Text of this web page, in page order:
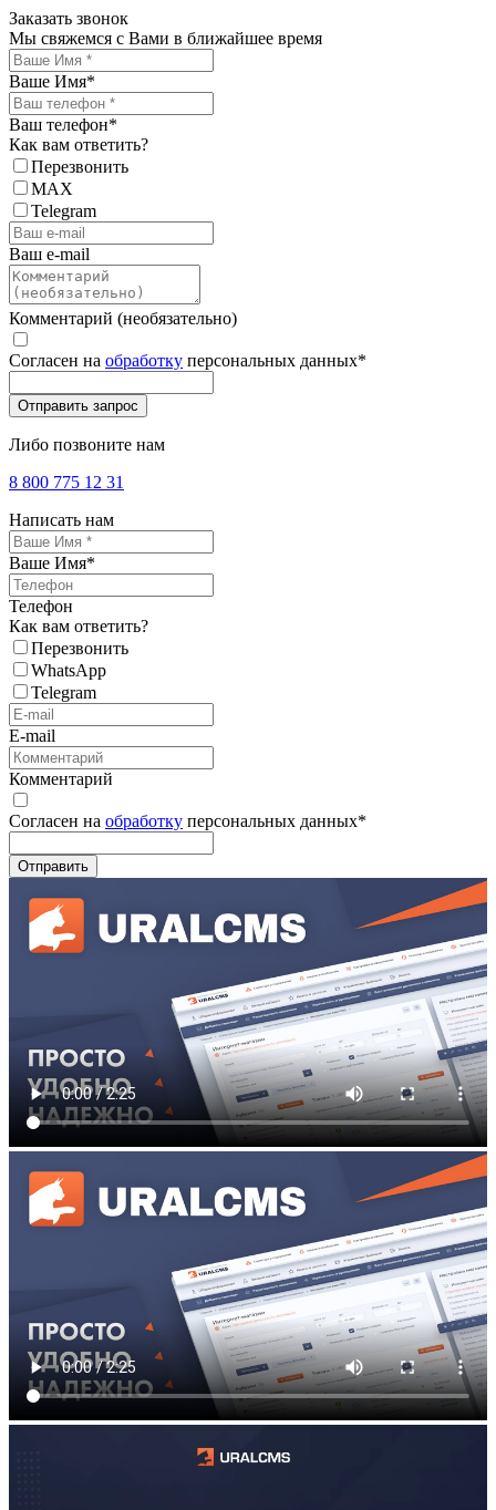
Заказать звонок
Мы свяжемся с Вами в ближайшее время
Ваше Имя*
Ваш телефон*
Как вам ответить?
Перезвонить
MAX
Telegram
Ваш e-mail
Комментарий (необязательно)
Согласен на обработку персональных данных*
Либо позвоните нам
8 800 775 12 31
Написать нам
Ваше Имя*
Телефон
Как вам ответить?
Перезвонить
WhatsApp
Telegram
E-mail
Комментарий
Согласен на обработку персональных данных*